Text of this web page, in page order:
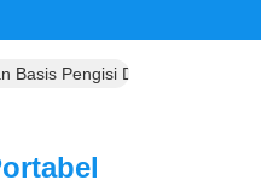
Basis Pengisi Daya